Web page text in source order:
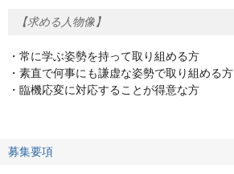
【求める人物像】
・常に学ぶ姿勢を持って取り組める方
・素直で何事にも謙虚な姿勢で取り組める方
・臨機応変に対応することが得意な方
募集要項